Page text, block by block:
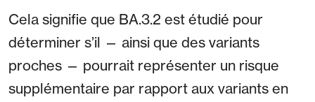
Cela signifie que BA.3.2 est étudié pour
déterminer s’il — ainsi que des variants
proches — pourrait représenter un risque
supplémentaire par rapport aux variants en